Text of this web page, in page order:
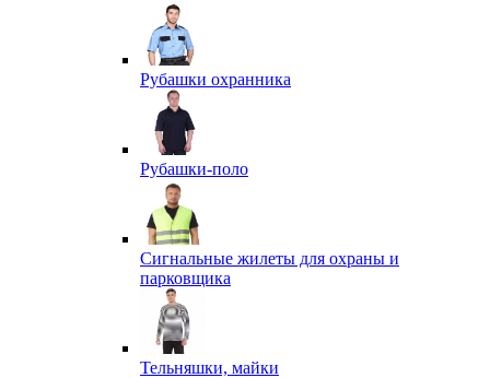
Рубашки охранника
Рубашки-поло
Сигнальные жилеты для охраны и
парковщика
Тельняшки, майки